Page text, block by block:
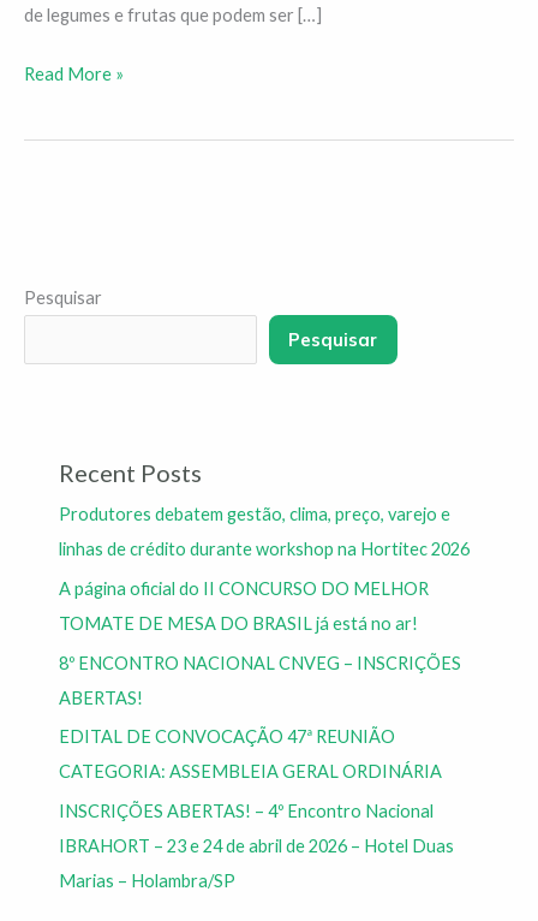
de legumes e frutas que podem ser […]
Read More »
Pesquisar
Pesquisar
Recent Posts
Produtores debatem gestão, clima, preço, varejo e
linhas de crédito durante workshop na Hortitec 2026
A página oficial do II CONCURSO DO MELHOR
TOMATE DE MESA DO BRASIL já está no ar!
8º ENCONTRO NACIONAL CNVEG – INSCRIÇÕES
ABERTAS!
EDITAL DE CONVOCAÇÃO 47ª REUNIÃO
CATEGORIA: ASSEMBLEIA GERAL ORDINÁRIA
INSCRIÇÕES ABERTAS! – 4º Encontro Nacional
IBRAHORT – 23 e 24 de abril de 2026 – Hotel Duas
Marias – Holambra/SP